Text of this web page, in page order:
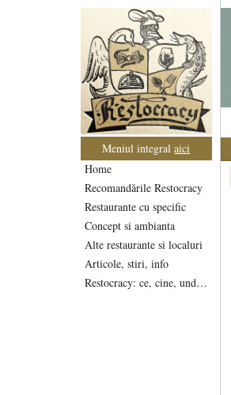
Meniul integralaici
Home
Recomandările Restocracy
Restaurante cu specific
Concept si ambianta
Alte restaurante si localuri
Articole, stiri, info
Restocracy: ce, cine, unde...